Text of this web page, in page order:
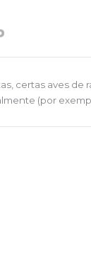
certas aves
(por